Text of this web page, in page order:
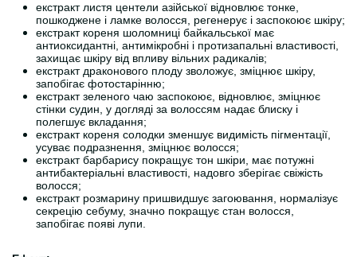
екстракт листя центели азійської відновлює тонке,
пошкоджене і ламке волосся, регенерує і заспокоює шкіру;
екстракт кореня шоломниці байкальської має
антиоксидантні, антимікробні і протизапальні властивості,
захищає шкіру від впливу вільних радикалів;
екстракт драконового плоду зволожує, зміцнює шкіру,
запобігає фотостарінню;
екстракт зеленого чаю заспокоює, відновлює, зміцнює
стінки судин, у догляді за волоссям надає блиску і
полегшує вкладання;
екстракт кореня солодки зменшує видимість пігментації,
усуває подразнення, зміцнює волосся;
екстракт барбарису покращує тон шкіри, має потужні
антибактеріальні властивості, надовго зберігає свіжість
волосся;
екстракт розмарину пришвидшує загоювання, нормалізує
секрецію себуму, значно покращує стан волосся,
запобігає появі лупи.